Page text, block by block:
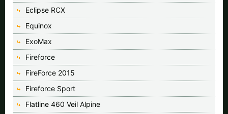
Eclipse RCX
Equinox
ExoMax
Fireforce
FireForce 2015
Fireforce Sport
Flatline 460 Veil Alpine